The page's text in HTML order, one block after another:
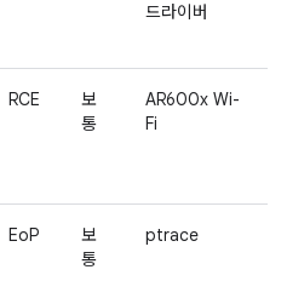
드라이버
RCE
보
통
AR600x Wi-
Fi
EoP
보
통
ptrace